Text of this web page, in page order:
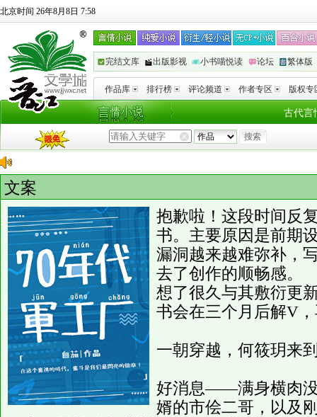
北京时间 26年8月8日 7:58
完结文库 出版影视 小书喵悦读 论坛 繁体版
作品库 排行榜 评论频道 作者专区 版权专
古代言
文案
抱歉啦！这段时间反
书。主要原因是前期
漏洞越来越难弥补，
去了创作的顺畅感。
想了很久与其敷衍更
书会在三个月后解V
一朝穿越，何筱玥来
好消息——满身横肉没
婿的市侩二哥，以及